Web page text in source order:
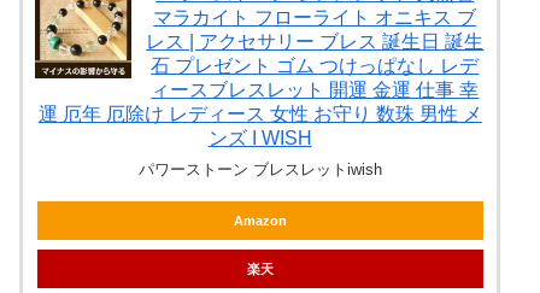
マラカイト フローライト オニキス ブ
レス | アクセサリー ブレス 誕生日 誕生
石 プレゼント ゴム つけっぱなし レデ
ィースブレスレット 開運 金運 仕事 幸
運 厄年 厄除け レディース 女性 お守り 数珠 男性 メ
ンズ I WISH
パワーストーン ブレスレットiwish
Amazon
楽天